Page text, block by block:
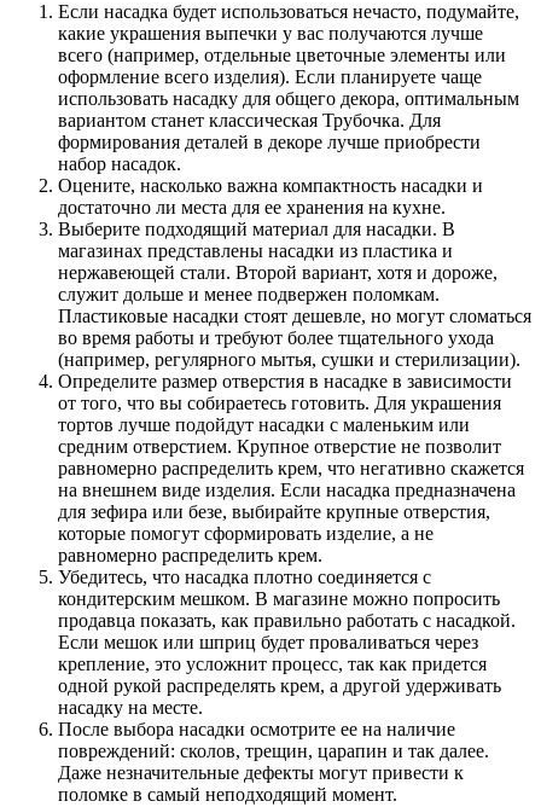
Если насадка будет использоваться нечасто, подумайте,
какие украшения выпечки у вас получаются лучше
всего (например, отдельные цветочные элементы или
оформление всего изделия). Если планируете чаще
использовать насадку для общего декора, оптимальным
вариантом станет классическая Трубочка. Для
формирования деталей в декоре лучше приобрести
набор насадок.
Оцените, насколько важна компактность насадки и
достаточно ли места для ее хранения на кухне.
Выберите подходящий материал для насадки. В
магазинах представлены насадки из пластика и
нержавеющей стали. Второй вариант, хотя и дороже,
служит дольше и менее подвержен поломкам.
Пластиковые насадки стоят дешевле, но могут сломаться
во время работы и требуют более тщательного ухода
(например, регулярного мытья, сушки и стерилизации).
Определите размер отверстия в насадке в зависимости
от того, что вы собираетесь готовить. Для украшения
тортов лучше подойдут насадки с маленьким или
средним отверстием. Крупное отверстие не позволит
равномерно распределить крем, что негативно скажется
на внешнем виде изделия. Если насадка предназначена
для зефира или безе, выбирайте крупные отверстия,
которые помогут сформировать изделие, а не
равномерно распределить крем.
Убедитесь, что насадка плотно соединяется с
кондитерским мешком. В магазине можно попросить
продавца показать, как правильно работать с насадкой.
Если мешок или шприц будет проваливаться через
крепление, это усложнит процесс, так как придется
одной рукой распределять крем, а другой удерживать
насадку на месте.
После выбора насадки осмотрите ее на наличие
повреждений: сколов, трещин, царапин и так далее.
Даже незначительные дефекты могут привести к
поломке в самый неподходящий момент.